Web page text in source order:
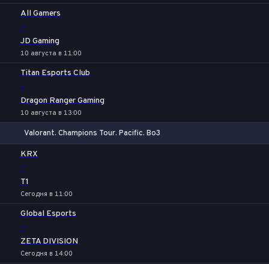
All Gamers
-
JD Gaming
10 августа в 11:00
Titan Esports Club
-
Dragon Ranger Gaming
10 августа в 13:00
Valorant. Champions Tour. Pacific. Bo3
KRX
-
T1
Сегодня в 11:00
Global Esports
-
ZETA DIVISION
Сегодня в 14:00